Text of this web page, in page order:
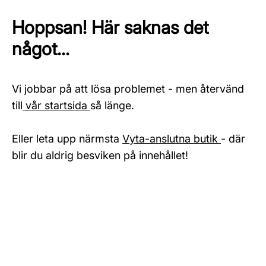
Hoppsan! Här saknas det
något...
Vi jobbar på att lösa problemet - men återvänd
till vår startsida så länge.
Eller leta upp närmsta Vyta-anslutna butik - där
blir du aldrig besviken på innehållet!